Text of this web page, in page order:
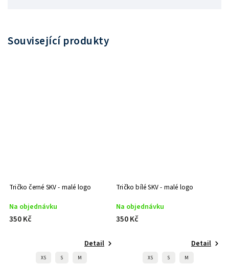
Související produkty
Tričko černé SKV - malé logo
Na objednávku
350 Kč
Detail
XS S M
Tričko bílé SKV - malé logo
Na objednávku
350 Kč
Detail
XS S M